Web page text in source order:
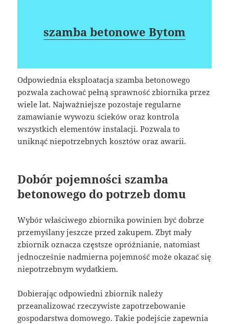
szamba betonowe Bytom
Odpowiednia eksploatacja szamba betonowego
pozwala zachować pełną sprawność zbiornika przez
wiele lat. Najważniejsze pozostaje regularne
zamawianie wywozu ścieków oraz kontrola
wszystkich elementów instalacji. Pozwala to
uniknąć niepotrzebnych kosztów oraz awarii.
Dobór pojemności szamba
betonowego do potrzeb domu
Wybór właściwego zbiornika powinien być dobrze
przemyślany jeszcze przed zakupem. Zbyt mały
zbiornik oznacza częstsze opróżnianie, natomiast
jednocześnie nadmierna pojemność może okazać się
niepotrzebnym wydatkiem.
Dobierając odpowiedni zbiornik należy
przeanalizować rzeczywiste zapotrzebowanie
gospodarstwa domowego. Takie podejście zapewnia